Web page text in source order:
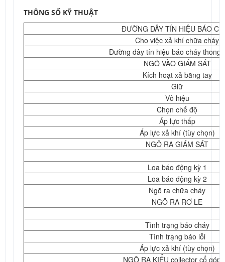
THÔNG SỐ KỸ THUẬT
ĐƯỜNG DÂY TÍN HIỆU BÁO
Cho việc xả khí chữa cháy
Đường dây tín hiệu báo cháy thong
NGÕ VÀO GIÁM SÁT
Kích hoạt xả bằng tay
Giữ
Vô hiệu
Chọn chế độ
Áp lực thấp
Áp lực xả khí (tùy chọn)
NGÕ RA GIÁM SÁT
Loa báo động kỳ 1
Loa báo động kỳ 2
Ngõ ra chữa cháy
NGÕ RA RƠ LE
Tình trạng báo cháy
Tình trạng báo lỗi
Áp lực xả khí (tùy chọn)
NGÕ RA KIỂU collector cổ góp